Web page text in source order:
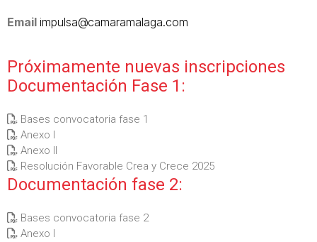
Email impulsa@camaramalaga.com
Próximamente nuevas inscripciones
Documentación Fase 1:
Bases convocatoria fase 1
Anexo I
Anexo II
Resolución Favorable Crea y Crece 2025
Documentación fase 2:
Bases convocatoria fase 2
Anexo I